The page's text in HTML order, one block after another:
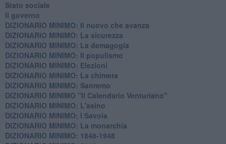
Stato sociale
Il governo
DIZIONARIO MINIMO: Il nuovo che avanza
DIZIONARIO MINIMO: La sicurezza
DIZIONARIO MINIMO: La demagogia
DIZIONARIO MINIMO: Il populismo
DIZIONARIO MINIMO: Elezioni
DIZIONARIO MINIMO: La chimera
DIZIONARIO MINIMO: Sanremo
DIZIONARIO MINIMO "Il Calendario Venturiano"
DIZIONARIO MINIMO: L'asino
DIZIONARIO MINIMO: I Savoia
DIZIONARIO MINIMO: La monarchia
DIZIONARIO MINIMO: 1848-1948